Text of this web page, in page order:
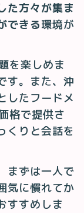
た方々が集ま
できる環境が
を楽しめま
す。また、沖
したフードメ
格で提供さ
くりと会話を
まずは一人で
気に慣れてか
すすめしま